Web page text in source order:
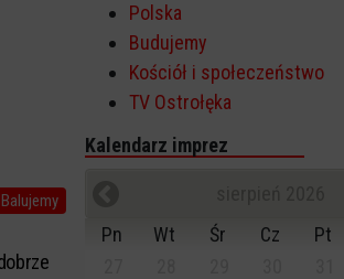
Balujemy
Polska
Budujemy
Kościół i społeczeństwo
TV Ostrołęka
Kalendarz imprez
Pn
Wt Śr Cz Pt